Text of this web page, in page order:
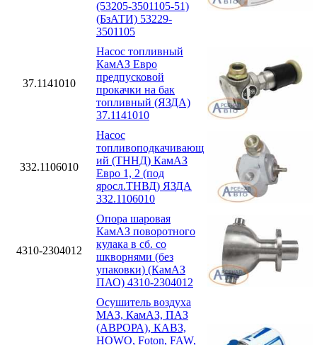
(53205-3501105-51)
(БзАТИ) 53229-
3501105
37.1141010
Насос топливный
КамАЗ Евро
предпусковой
прокачки на бак
топливный (ЯЗДА)
37.1141010
332.1106010
Насос
топливоподкачивающ
ий (ТННД) КамАЗ
Евро 1, 2 (под
яросл.ТНВД) ЯЗДА
332.1106010
4310-2304012
Опора шаровая
КамАЗ поворотного
кулака в сб. со
шкворнями (без
упаковки) (КамАЗ
ПАО) 4310-2304012
Осушитель воздуха
МАЗ, КамАЗ, ПАЗ
(АВРОРА), КАВЗ,
HOWO, Foton, FAW,